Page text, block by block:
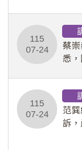
行
劉
115
07-24
蔡
悉
術
31)
115
07-24
范
訴